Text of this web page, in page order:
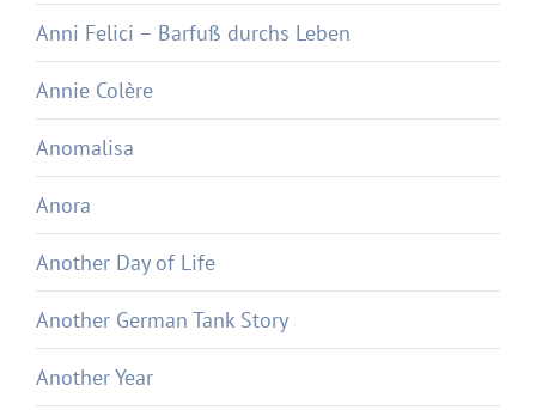
Anni Felici – Barfuß durchs Leben
Annie Colère
Anomalisa
Anora
Another Day of Life
Another German Tank Story
Another Year